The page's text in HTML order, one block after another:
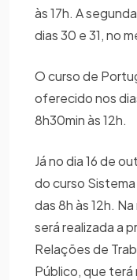
às 17h. A
dias 30 e 31, no
O curso de
oferecido nos
8h30min às 12h.
Já no dia 16 de
do curso
das 8h às 12h.
será realizada a
Relações de
Público, que terá